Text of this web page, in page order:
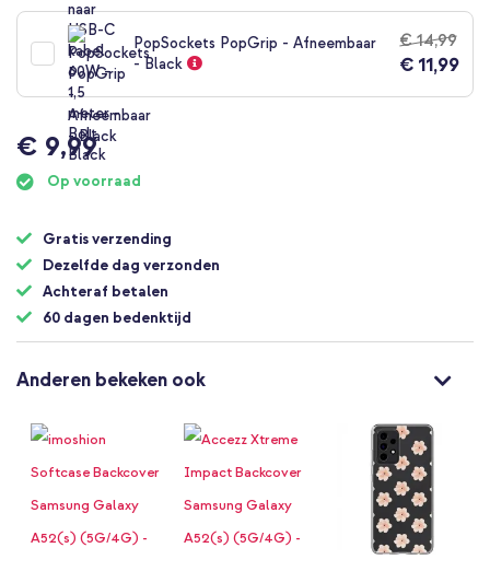
PopSockets PopGrip - Afneembaar
- Black
€ 14,99
€ 11,99
€ 9,99
Op voorraad
Gratis verzending
Dezelfde dag verzonden
Achteraf betalen
60 dagen bedenktijd
Anderen bekeken ook